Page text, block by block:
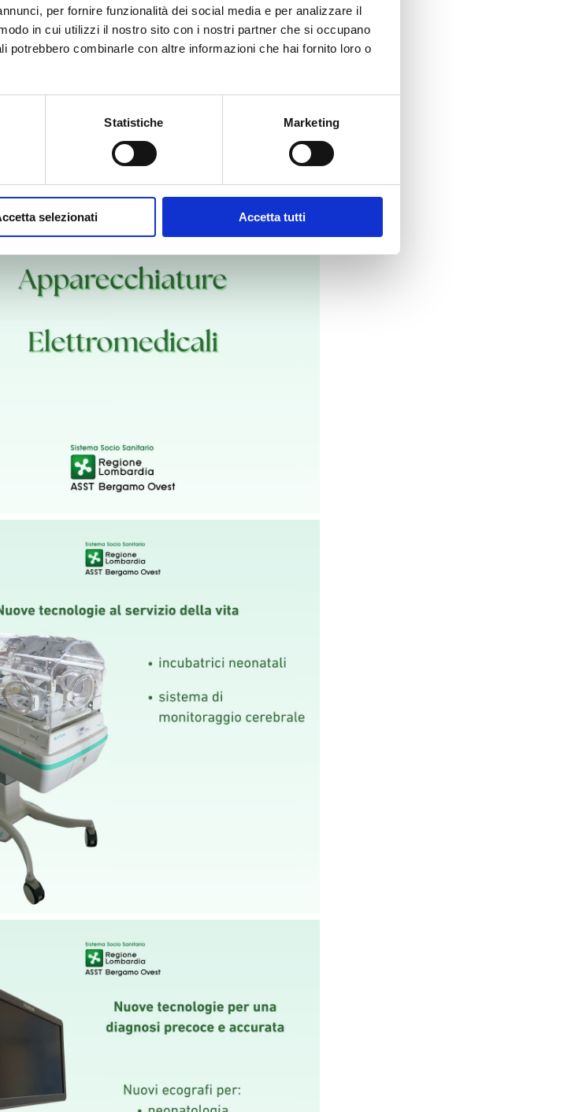
per fornire funzionalità dei social media e per analizzare il
in cui utilizzi il nostro sito con i nostri partner che si occupano
potrebbero combinarle con altre informazioni che hai fornito loro o
Statistiche Marketing
selezionati Accetta tutti
domiciliare (ADI), dotando gli operatori di ecografi e doppler portatili per curare i
a casa loro.
acquistare macchinari, ma di ammodernare l'intera visione della salute ospedaliera e